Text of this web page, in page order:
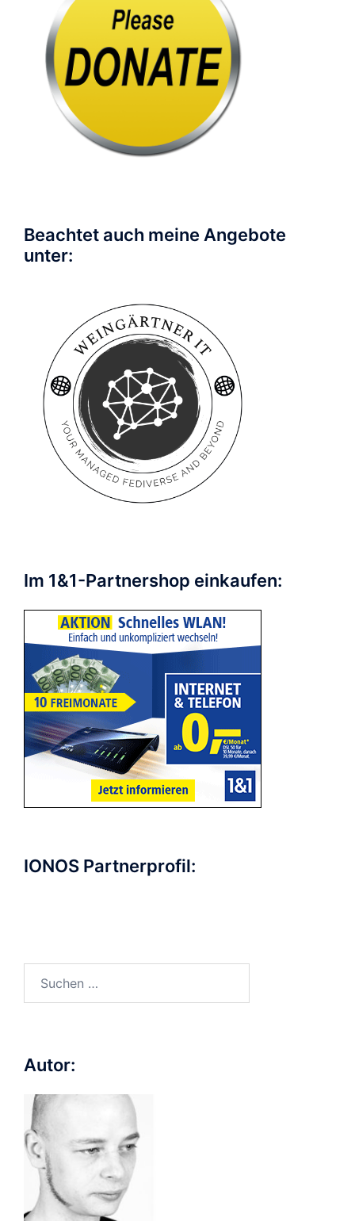
Beachtet auch meine Angebote
unter:
Im 1&1-Partnershop einkaufen:
IONOS Partnerprofil:
Autor: